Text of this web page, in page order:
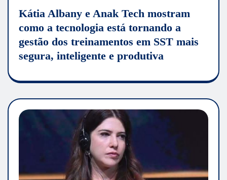
Kátia Albany e Anak Tech mostram
como a tecnologia está tornando a
gestão dos treinamentos em SST mais
segura, inteligente e produtiva